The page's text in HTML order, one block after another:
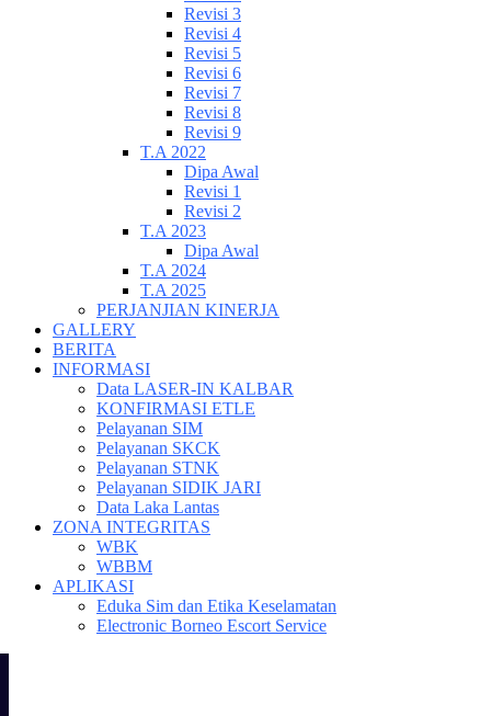
Revisi 3
Revisi 4
Revisi 5
Revisi 6
Revisi 7
Revisi 8
Revisi 9
T.A 2022
Dipa Awal
Revisi 1
Revisi 2
T.A 2023
Dipa Awal
T.A 2024
T.A 2025
PERJANJIAN KINERJA
GALLERY
BERITA
INFORMASI
Data LASER-IN KALBAR
KONFIRMASI ETLE
Pelayanan SIM
Pelayanan SKCK
Pelayanan STNK
Pelayanan SIDIK JARI
Data Laka Lantas
ZONA INTEGRITAS
WBK
WBBM
APLIKASI
Eduka Sim dan Etika Keselamatan
Electronic Borneo Escort Service